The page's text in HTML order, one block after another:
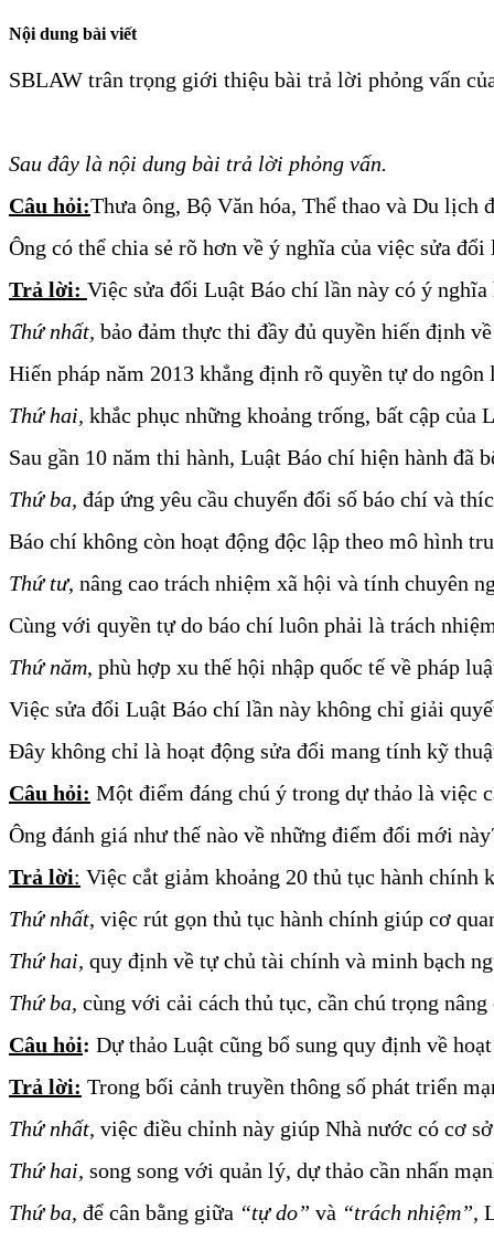
Nội dung bài viết
SBLAW trân trọng giới thiệu bài trả lời phỏng vấn
Sau đây là nội dung bài trả lời phỏng vấn.
Câu hỏi:Thưa ông, Bộ Văn hóa, Thể thao và Du lịch
Ông có thể chia sẻ rõ hơn về ý nghĩa của việc sửa đổi
Trả lời: Việc sửa đổi Luật Báo chí lần này có ý
Thứ nhất, bảo đảm thực thi đầy đủ quyền hiến định
Hiến pháp năm 2013 khẳng định rõ quyền tự do
Thứ hai, khắc phục những khoảng trống, bất cập của
Sau gần 10 năm thi hành, Luật Báo chí hiện hành
Thứ ba, đáp ứng yêu cầu chuyển đổi số báo chí và
Báo chí không còn hoạt động độc lập theo mô hình
Thứ tư, nâng cao trách nhiệm xã hội và tính chuyên
Cùng với quyền tự do báo chí luôn phải là trách
Thứ năm, phù hợp xu thế hội nhập quốc tế về pháp
Việc sửa đổi Luật Báo chí lần này không chỉ giải
Đây không chỉ là hoạt động sửa đổi mang tính kỹ
Câu hỏi: Một điểm đáng chú ý trong dự thảo là việc
Ông đánh giá như thế nào về những điểm đổi mới
Trả lời: Việc cắt giảm khoảng 20 thủ tục hành
Thứ nhất, việc rút gọn thủ tục hành chính giúp cơ
Thứ hai, quy định về tự chủ tài chính và minh bạch
Thứ ba, cùng với cải cách thủ tục, cần chú trọng
Câu hỏi: Dự thảo Luật cũng bổ sung quy định về
Trả lời: Trong bối cảnh truyền thông số phát triển
Thứ nhất, việc điều chỉnh này giúp Nhà nước có cơ
Thứ hai, song song với quản lý, dự thảo cần nhấn
Thứ ba, để cân bằng giữa “tự do” và “trách nhiệm”,